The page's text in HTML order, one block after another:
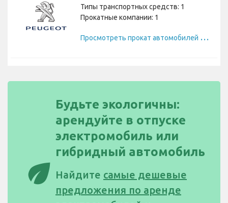
Типы транспортных средств: 1
Прокатные компании: 1
П
росмотреть прокат автомобилей Peugeot
eco
Будьте экологичны:
арендуйте в отпуске
электромобиль или
гибридный автомобиль
Найдите самые дешевые
предложения по аренде